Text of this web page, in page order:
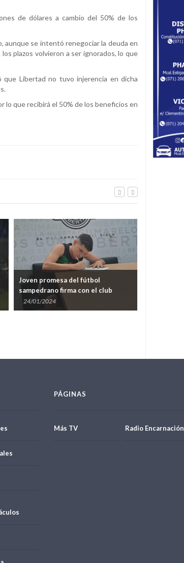
de dólares a cambio del 50% de los
aunque se intentó renegociar la deuda en
plazos volvieron a ser ignorados, lo que
que Libertad no tuvo injerencia en dicha
lo que recibirá el 50% de los beneficios en
Joven promesa del fútbol
sampedrano firma con el club
Libertad de Asunción
24/01/2024
PÁGINAS
Más TV Radio Encarnación